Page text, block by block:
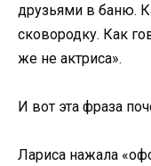
друзьями в баню.
сковородку. Как
же не актриса».
И вот эта фраза
Лариса нажала